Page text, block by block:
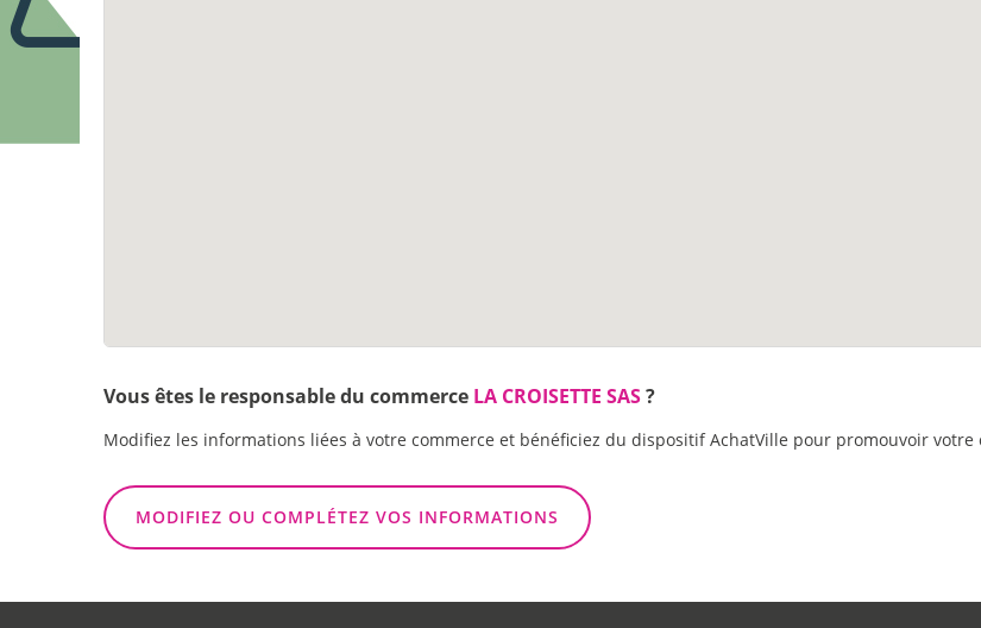
Vous êtes le responsable du commerce LA CROISETTE SAS?
Modifiez les informations liées à votre commerce et bénéficiez du dispositif AchatVille pour promouvoir
MODIFIEZ OU COMPLÉTEZ VOS INFORMATIONS